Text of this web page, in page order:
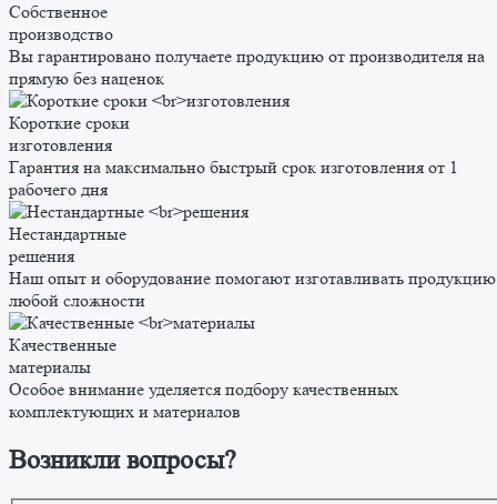
Собственное
производство
Вы гарантировано получаете продукцию от производителя на
прямую без наценок
Короткие сроки
изготовления
Гарантия на максимально быстрый срок изготовления от 1
рабочего дня
Нестандартные
решения
Наш опыт и оборудование помогают изготавливать продукцию
любой сложности
Качественные
материалы
Особое внимание уделяется подбору качественных
комплектующих и материалов
Возникли вопросы?